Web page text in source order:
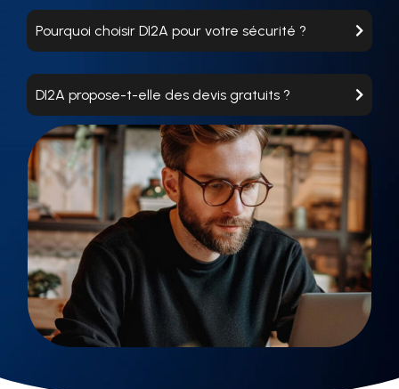
Pourquoi choisir DI2A pour votre sécurité ?
DI2A propose-t-elle des devis gratuits ?